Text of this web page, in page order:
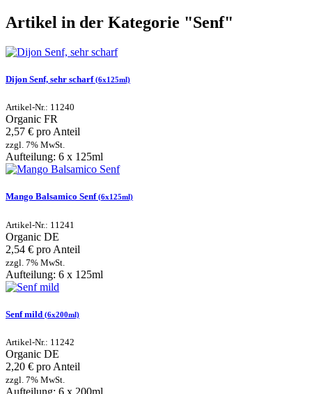
Artikel in der Kategorie "Senf"
Dijon Senf, sehr scharf(6x125ml)
Artikel-Nr.: 11240
Organic FR
2,57 € pro Anteil
zzgl. 7% MwSt.
Aufteilung: 6 x 125ml
Mango Balsamico Senf(6x125ml)
Artikel-Nr.: 11241
Organic DE
2,54 € pro Anteil
zzgl. 7% MwSt.
Aufteilung: 6 x 125ml
Senf mild (6x200ml)
Artikel-Nr.: 11242
Organic DE
2,20 € pro Anteil
zzgl. 7% MwSt.
Aufteilung: 6 x 200ml